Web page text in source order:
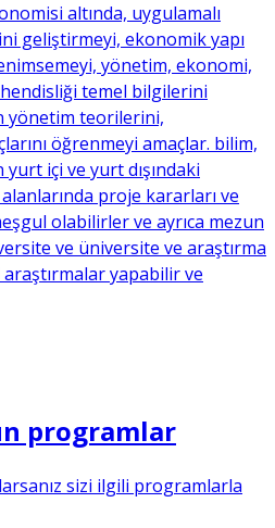
altında, uygulamalı
geliştirmeyi, ekonomik yapı
yönetim, ekonomi,
temel bilgilerini
yönetim teorilerini,
öğrenmeyi amaçlar. bilim,
içi ve yurt dışındaki
proje kararları ve
olabilirler ve ayrıca mezun
ve üniversite ve araştırma
yapabilir ve
programlar
sizi ilgili programlarla